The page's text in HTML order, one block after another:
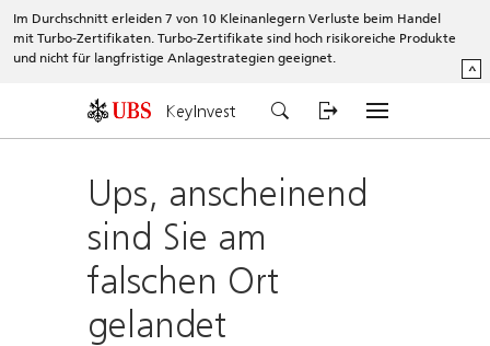
Im Durchschnitt erleiden 7 von 10 Kleinanlegern Verluste beim Handel
mit Turbo-Zertifikaten. Turbo-Zertifikate sind hoch risikoreiche Produkte
und nicht für langfristige Anlagestrategien geeignet.
^
KeyInvest
Ups, anscheinend
sind Sie am
falschen Ort
gelandet